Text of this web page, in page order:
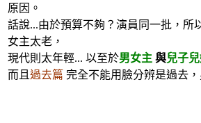
原因。
話說...由於預算不夠？演員同一批，所
女主太老，
現代則太年輕... 以至於男女主 與兒子
而且 過去篇 完全不能用臉分辨是過去